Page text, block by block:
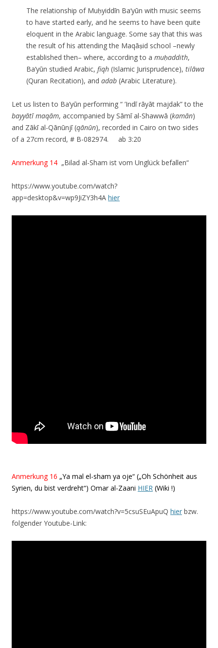
The relationship of Muḥyiddīn Ba‘yūn with music seems
to have started early, and he seems to have been quite
eloquent in the Arabic language. Some say that this was
the result of his attending the Maqāṣid school –newly
established then– where, according to a muḥaddith,
Ba‘yūn studied Arabic, fiqh (Islamic Jurisprudence), tilāwa
(Quran Recitation), and adab (Arabic Literature).
Let us listen to Ba‘yūn performing “ ’Indī rāyāt majdak” to the
bayyātī maqām, accompanied by Sāmī al-Shawwā (kamān)
and Zākī al-Qānūnjī (qānūn), recorded in Cairo on two sides
of a 27cm record, # B-082974. ab 3:20
Anmerkung 14 „Bilad al-Sham ist vom Unglück befallen“
https://www.youtube.com/watch?
app=desktop&v=wp9JiZY3h4A hier
Anmerkung 16 „Ya mal el-sham ya oje“ („Oh Schönheit aus
Syrien, du bist verdreht“) Omar al-Zaani HIER (Wiki !)
https://www.youtube.com/watch?v=5csuSEuApuQ hier bzw.
folgender Youtube-Link: